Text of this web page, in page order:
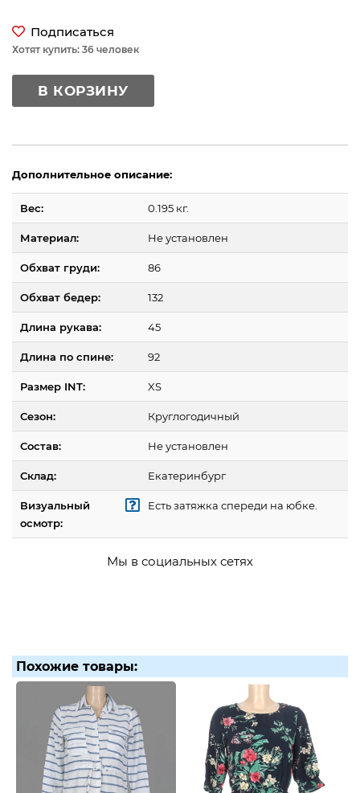
Подписаться
Хотят купить: 36 человек
В КОРЗИНУ
Дополнительное описание:
Вес: 0.195 кг.
Материал: Не установлен
Обхват груди: 86
Обхват бедер: 132
Длина рукава: 45
Длина по спине: 92
Размер INT: XS
Сезон: Круглогодичный
Состав: Не установлен
Склад: Екатеринбург
Визуальный
осмотр:
Есть затяжка спереди на юбке.
Мы в социальных сетях
Похожие товары: